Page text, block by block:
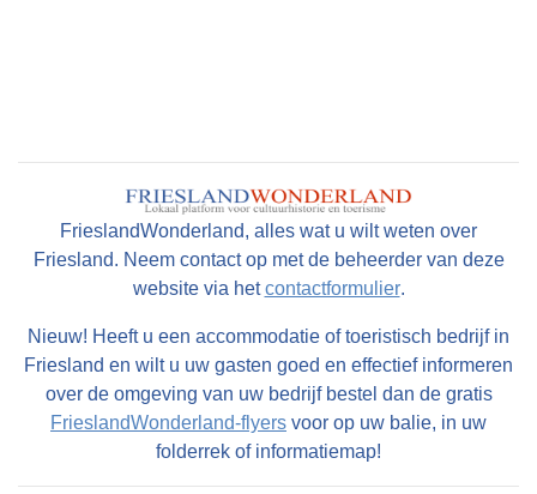
FrieslandWonderland, alles wat u wilt weten over
Friesland. Neem contact op met de beheerder van deze
website via hetcontactformulier.
Nieuw! Heeft u een accommodatie of toeristisch bedrijf in
Friesland en wilt u uw gasten goed en effectief informeren
over de omgeving van uw bedrijf bestel dan de gratis
FrieslandWonderland-flyers voor op uw balie, in uw
folderrek of informatiemap!